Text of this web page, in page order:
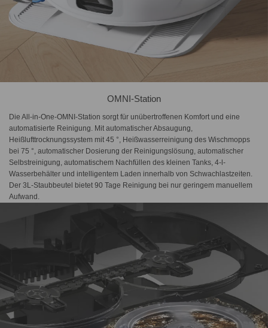
OMNI-Station
Die All-in-One-OMNI-Station sorgt für unübertroffenen Komfort und eine
automatisierte Reinigung. Mit automatischer Absaugung,
Heißlufttrocknungssystem mit 45 °, Heißwasserreinigung des Wischmopps
bei 75 °, automatischer Dosierung der Reinigungslösung, automatischer
Selbstreinigung, automatischem Nachfüllen des kleinen Tanks, 4-l-
Wasserbehälter und intelligentem Laden innerhalb von Schwachlastzeiten.
Der 3L-Staubbeutel bietet 90 Tage Reinigung bei nur geringem manuellem
Aufwand.